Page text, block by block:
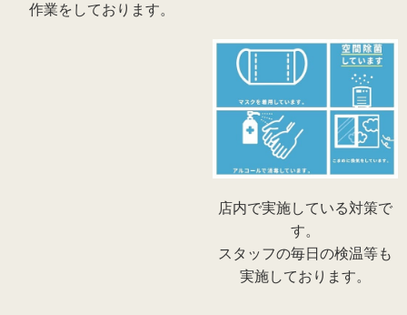
作業をしております。
店内で実施している対策で
す。
スタッフの毎日の検温等も
実施しております。